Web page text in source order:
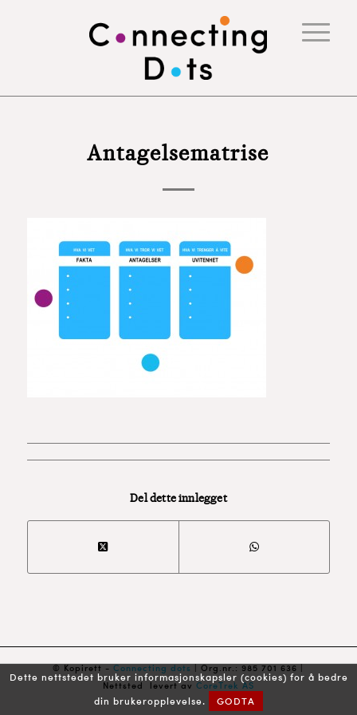
Antagelsematrise
Del dette innlegget
© Kopirett -Connecting dots
| Org.nr.: 985 701 636 |
Nettsted levert av CoreTrek AS
Dette nettstedet bruker informasjonskapsler (cookies) for å bedre
din brukeropplevelse.
GODTA